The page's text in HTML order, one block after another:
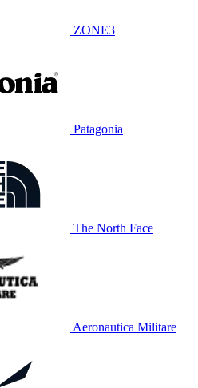
ZONE3
Patagonia
The North Face
Aeronautica Militare